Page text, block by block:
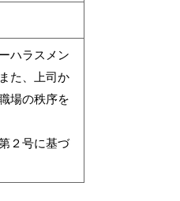
ハラスメン
た、上司か
場の秩序を
２号に基づ